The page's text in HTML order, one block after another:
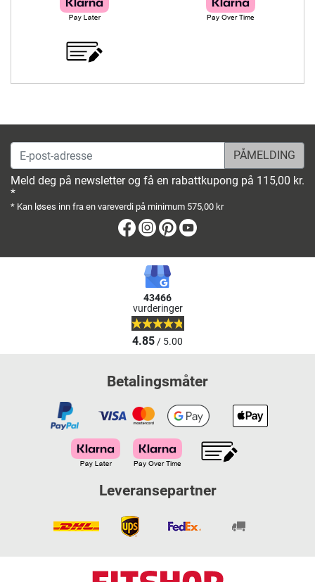
E-post-adresse
Meld deg på newsletter og få en rabattkupong på 115,00 kr.
*
* Kan løses inn fra en vareverdi på minimum 575,00 kr
Facebook
Instagram
Pinterest
43466
vurderinger
4.85/ 5.00
Betalingsmåter
Leveransepartner